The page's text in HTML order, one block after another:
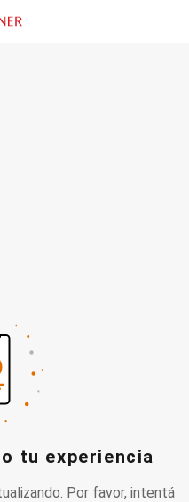
tu experiencia
Por favor, intentá